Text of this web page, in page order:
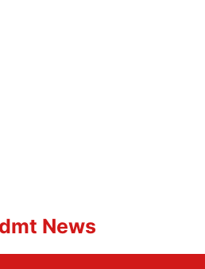
News